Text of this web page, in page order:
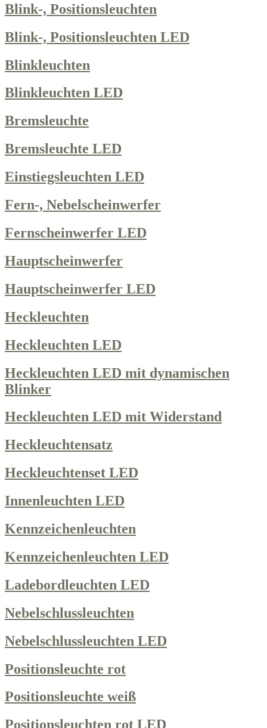
Blink-, Positionsleuchten
Blink-, Positionsleuchten LED
Blinkleuchten
Blinkleuchten LED
Bremsleuchte
Bremsleuchte LED
Einstiegsleuchten LED
Fern-, Nebelscheinwerfer
Fernscheinwerfer LED
Hauptscheinwerfer
Hauptscheinwerfer LED
Heckleuchten
Heckleuchten LED
Heckleuchten LED mit dynamischen
Blinker
Heckleuchten LED mit Widerstand
Heckleuchtensatz
Heckleuchtenset LED
Innenleuchten LED
Kennzeichenleuchten
Kennzeichenleuchten LED
Ladebordleuchten LED
Nebelschlussleuchten
Nebelschlussleuchten LED
Positionsleuchte rot
Positionsleuchte weiß
Positionsleuchten rot LED